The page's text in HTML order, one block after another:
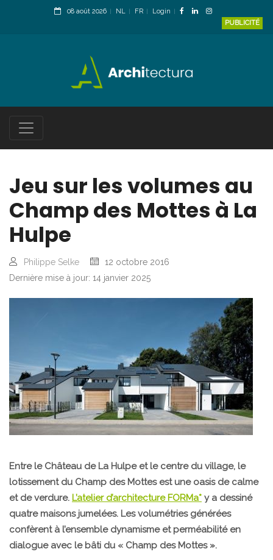
08 août 2026 NL FR
Login
PUBLICITÉ
Jeu sur les volumes au
Champ des Mottes à La
Hulpe
Philippe Selke
12 octobre 2016
Dernière mise à jour: 14 janvier 2025
Entre le Château de La Hulpe et le centre du village, le
lotissement du Champ des Mottes est une oasis de calme
et de verdure. L’atelier d’architecture FORMa* y a dessiné
quatre maisons jumelées. Les volumétries générées
confèrent à l’ensemble dynamisme et perméabilité en
dialogue avec le bâti du « Champ des Mottes ».